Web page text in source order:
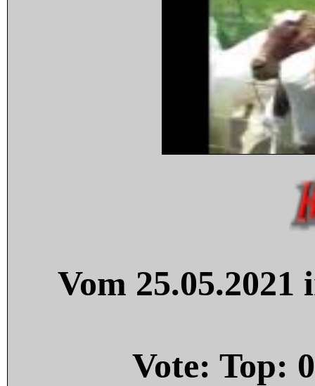
Vom
Vote: Top: 0